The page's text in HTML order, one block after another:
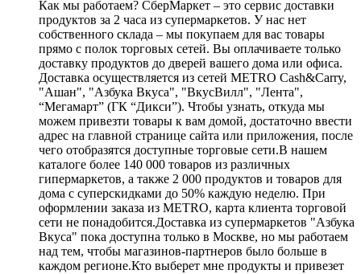
Как мы работаем? СберМаркет – это cервис доставки
продуктов за 2 часа из супермаркетов. У нас нет
собственного склада – мы покупаем для вас товары
прямо с полок торговых сетей. Вы оплачиваете только
доставку продуктов до дверей вашего дома или офиса.
Доставка осуществляется из сетей METRO Cash&Carry,
"Ашан", "Азбука Вкуса", "ВкусВилл", "Лента",
“Мегамарт” (ГК “Дикси”). Чтобы узнать, откуда мы
можем привезти товары к вам домой, достаточно ввести
адрес на главной странице сайта или приложения, после
чего отобразятся доступные торговые сети.В нашем
каталоге более 140 000 товаров из различных
гипермаркетов, а также 2 000 продуктов и товаров для
дома с суперскидками до 50% каждую неделю. При
оформлении заказа из METRO, карта клиента торговой
сети не понадобится.Доставка из супермаркетов "Азбука
Вкуса" пока доступна только в Москве, но мы работаем
над тем, чтобы магазинов-партнеров было больше в
каждом регионе.Кто выберет мне продукты и привезет